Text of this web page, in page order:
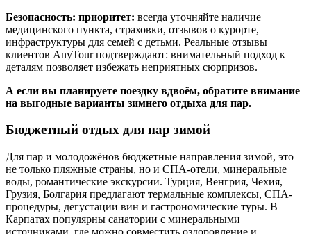
Безопасность: приоритет: всегда уточняйте наличие
медицинского пункта, страховки, отзывов о курорте,
инфраструктуры для семей с детьми. Реальные отзывы
клиентов AnyTour подтверждают: внимательный подход к
деталям позволяет избежать неприятных сюрпризов.
А если вы планируете поездку вдвоём, обратите внимание
на выгодные варианты зимнего отдыха для пар.
Бюджетный отдых для пар зимой
Для пар и молодожёнов бюджетные направления зимой, это
не только пляжные страны, но и СПА-отели, минеральные
воды, романтические экскурсии. Турция, Венгрия, Чехия,
Грузия, Болгария предлагают термальные комплексы, СПА-
процедуры, дегустации вин и гастрономические туры. В
Карпатах популярны санатории с минеральными
источниками, где можно совместить оздоровление и